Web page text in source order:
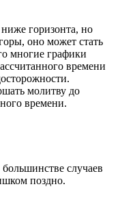
горизонта, но
оно может стать
многие графики
времени
молитву до
времени.
случаев
поздно.